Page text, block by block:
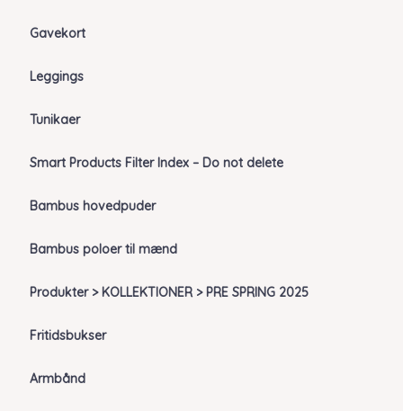
Gavekort
Leggings
Tunikaer
Smart Products Filter Index – Do not delete
Bambus hovedpuder
Bambus poloer til mænd
Produkter > KOLLEKTIONER > PRE SPRING 2025
Fritidsbukser
Armbånd